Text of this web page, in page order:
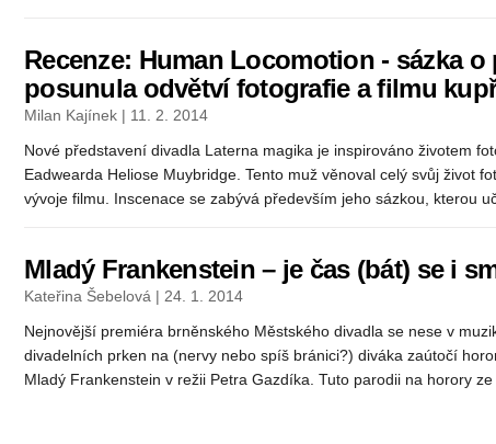
Recenze: Human Locomotion - sázka
posunula odvětví fotografie a filmu
Milan Kajínek | 11. 2. 2014
Nové představení divadla Laterna magika je inspirováno životem
Eadwearda Heliose Muybridge. Tento muž věnoval celý svůj život
vývoje filmu. Inscenace se zabývá především jeho sázkou, kterou
Mladý Frankenstein – je čas (bát) se i
Kateřina Šebelová | 24. 1. 2014
Nejnovější premiéra brněnského Městského divadla se nese v
divadelních prken na (nervy nebo spíš bránici?) diváka zaútočí
Mladý Frankenstein v režii Petra Gazdíka. Tuto parodii na horory ze